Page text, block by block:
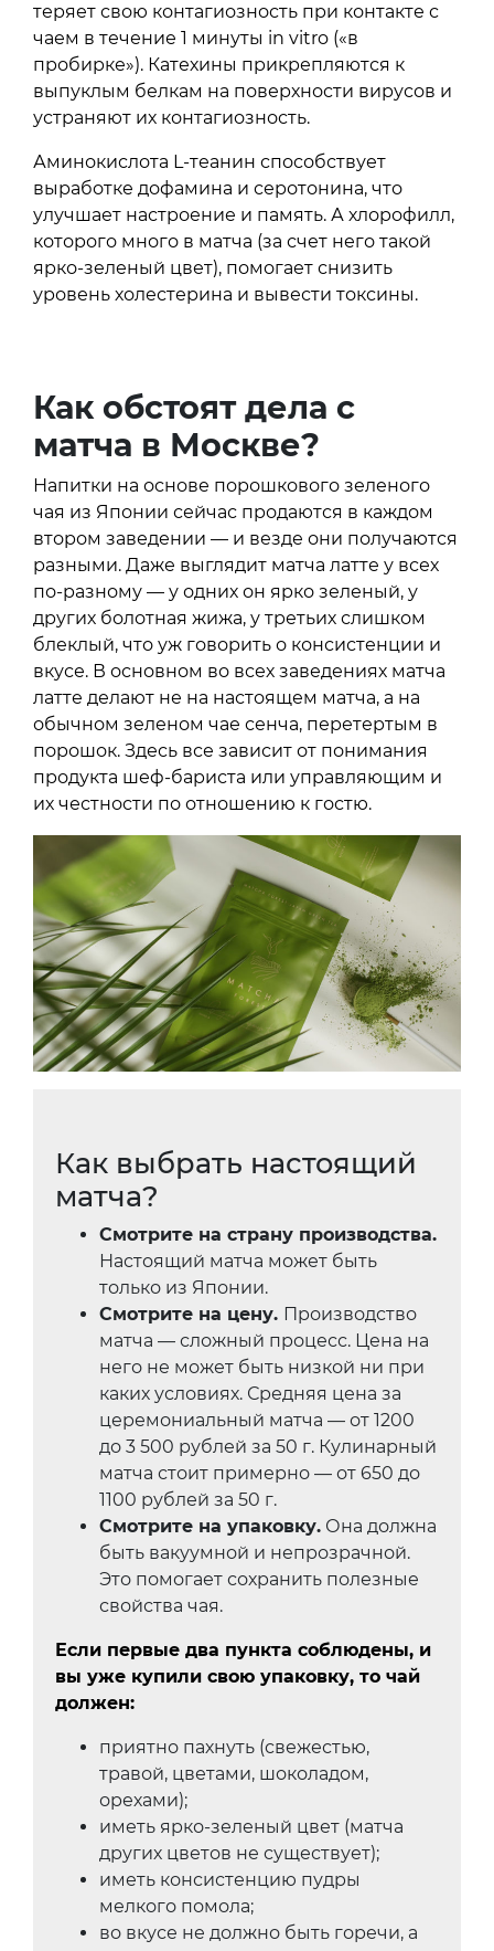
теряет свою контагиозность при контакте с
чаем в течение 1 минуты in vitro («в
пробирке»). Катехины прикрепляются к
выпуклым белкам на поверхности вирусов и
устраняют их контагиозность.
Аминокислота L-теанин способствует
выработке дофамина и серотонина, что
улучшает настроение и память. А хлорофилл,
которого много в матча (за счет него такой
ярко-зеленый цвет), помогает снизить
уровень холестерина и вывести токсины.
Как обстоят дела с
матча в Москве?
Напитки на основе порошкового зеленого
чая из Японии сейчас продаются в каждом
втором заведении — и везде они получаются
разными. Даже выглядит матча латте у всех
по-разному — у одних он ярко зеленый, у
других болотная жижа, у третьих слишком
блеклый, что уж говорить о консистенции и
вкусе. В основном во всех заведениях матча
латте делают не на настоящем матча, а на
обычном зеленом чае сенча, перетертым в
порошок. Здесь все зависит от понимания
продукта шеф-бариста или управляющим и
их честности по отношению к гостю.
Как выбрать настоящий
матча?
Смотрите на страну производства.
Настоящий матча может быть
только из Японии.
Смотрите на цену. Производство
матча — сложный процесс. Цена на
него не может быть низкой ни при
каких условиях. Средняя цена за
церемониальный матча — от 1200
до 3 500 рублей за 50 г. Кулинарный
матча стоит примерно — от 650 до
1100 рублей за 50 г.
Смотрите на упаковку. Она должна
быть вакуумной и непрозрачной.
Это помогает сохранить полезные
свойства чая.
Если первые два пункта соблюдены, и
вы уже купили свою упаковку, то чай
должен:
приятно пахнуть (свежестью,
травой, цветами, шоколадом,
орехами);
иметь ярко-зеленый цвет (матча
других цветов не существует);
иметь консистенцию пудры
мелкого помола;
во вкусе не должно быть горечи, а